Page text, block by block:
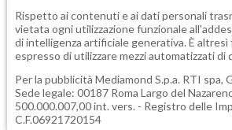
Rispetto ai contenuti e ai dati personali
vietata ogni utilizzazione funzionale
di intelligenza artificiale generativa. È
espresso di utilizzare mezzi automatizzati di
Per la pubblicità Mediamond S.p.a. RTI spa,
Sede legale: 00187 Roma Largo del
500.000.007,00 int. vers. - Registro delle
C.F.06921720154